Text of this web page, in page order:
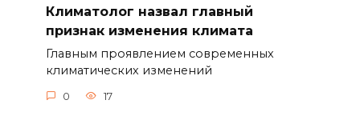
Климатолог назвал главный
признак изменения климата
Главным проявлением современных
климатических изменений
0 17